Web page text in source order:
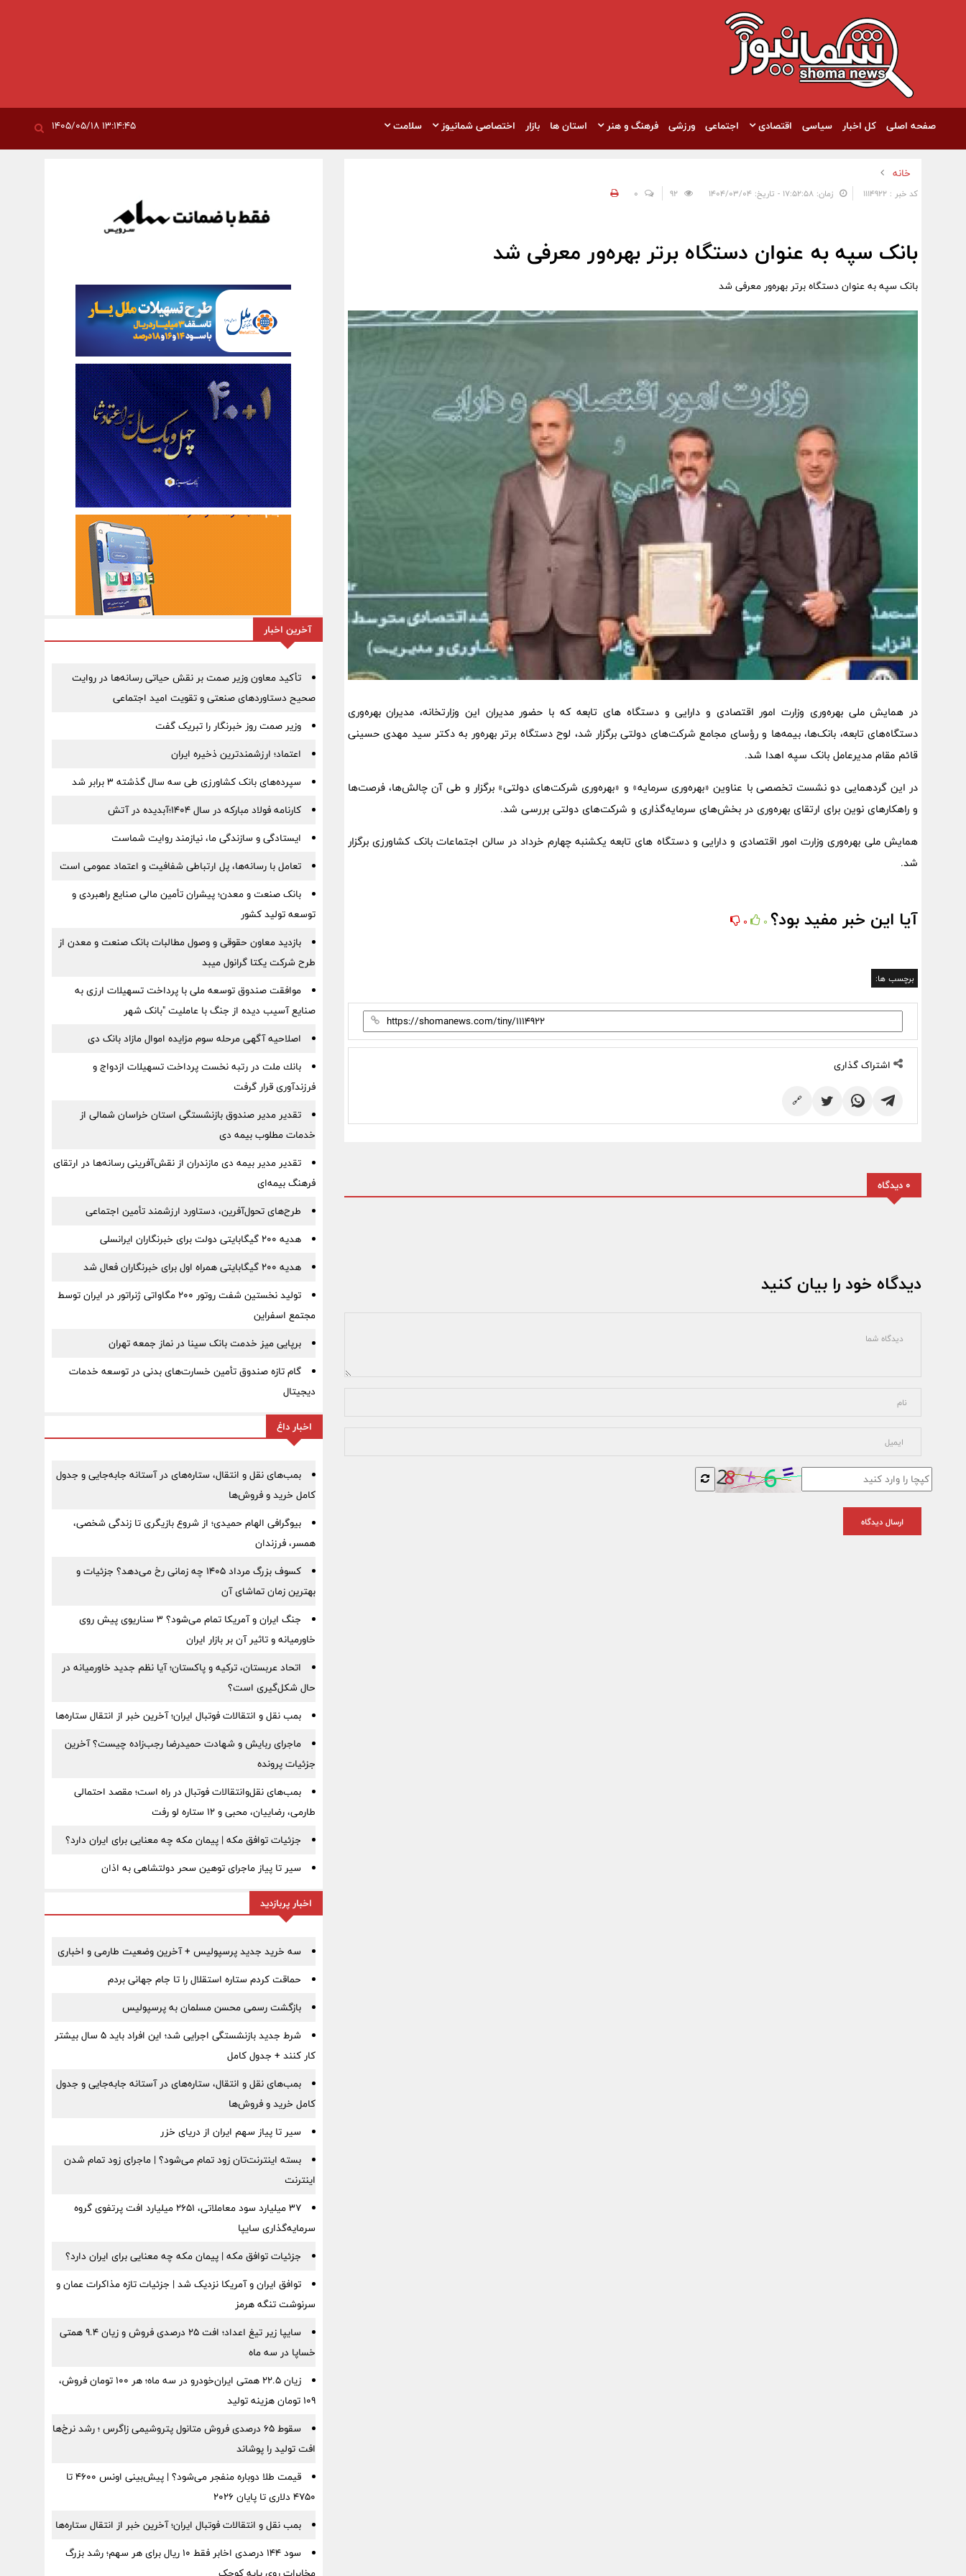
صفحه اصلی کل اخبار سیاسی اقتصادی اجتماعی ورزشی فرهنگ و هنر استان ها بازار اختصاصی شمانیوز سلامت
خانه
کد خبر : 1114922 زمان: ۱۷:۵۲:۵۸ - تاریخ: ۱۴۰۴/۰۳/۰۴ 0
بانک سپه به عنوان دستگاه برتر بهره‌ور معرفی شد
بانک سپه به عنوان دستگاه برتر بهره‌ور معرفی شد
در همایش ملی بهره‌وری وزارت امور اقتصادی و دارایی و دستگاه های تابعه که با حضور مدیران این وزارتخانه، مدیران بهره‌وری
دستگاه‌های تابعه، بانک‌ها، بیمه‌ها و رؤسای مجامع شرکت‌های دولتی برگزار شد، لوح دستگاه برتر بهره‌ور به دکتر سید مهدی حسینی
قائم مقام مدیرعامل بانک سپه اهدا شد.
در این گردهمایی دو نشست تخصصی با عناوین «بهره‌وری سرمایه» و «بهره‌وری شرکت‌های دولتی» برگزار و طی آن چالش‌ها، فرصت‌ها
و راهکارهای نوین برای ارتقای بهره‌وری در بخش‌های سرمایه‌گذاری و شرکت‌های دولتی بررسی شد.
همایش ملی بهره‌وری وزارت امور اقتصادی و دارایی و دستگاه های تابعه یکشنبه چهارم خرداد در سالن اجتماعات بانک کشاورزی برگزار
شد.
آیا این خبر مفید بود؟ 0
0
برچسب ها:
اشتراک گذاری
🔗
0 دیدگاه
دیدگاه خود را بیان کنید
ارسال دیدگاه
آخرین اخبار
تأکید معاون وزیر صمت بر نقش حیاتی رسانه‌ها در روایت
صحیح دستاوردهای صنعتی و تقویت امید اجتماعی
وزیر صمت روز خبرنگار را تبریک گفت
اعتماد؛ ارزشمندترین ذخیره ایران
سپرده‌های بانک کشاورزی طی سه سال گذشته ۳ برابر شد
کارنامه فولاد مبارکه در سال ۱۴۰۴؛آبدیده در آتش
ایستادگی و سازندگی ما، نیازمند روایت شماست
تعامل با رسانه‌ها، پل ارتباطی شفافیت و اعتماد عمومی است
بانک صنعت و معدن؛ پیشران تأمین مالی صنایع راهبردی و
توسعه تولید کشور
بازدید معاون حقوقی و وصول مطالبات بانک صنعت و معدن از
طرح شرکت یکتا گرانول میبد
موافقت صندوق توسعه ملی با پرداخت تسهیلات ارزی به
صنایع آسیب دیده از جنگ با عاملیت "بانک شهر
اصلاحیه آگهی مرحله سوم مزایده اموال مازاد بانک دی
بانك ملت در رتبه نخست پرداخت تسهیلات ازدواج و
فرزندآوری قرار گرفت
تقدیر مدیر صندوق بازنشستگی استان خراسان شمالی از
خدمات مطلوب بیمه دی
تقدیر مدیر بیمه دی مازندران از نقش‌آفرینی رسانه‌ها در ارتقای
فرهنگ بیمه‌ای
طرح‌های تحول‌آفرین، دستاورد ارزشمند تأمین اجتماعی
هدیه ۲۰۰ گیگابایتی دولت برای خبرنگاران ایرانسلی
هدیه ۲۰۰ گیگابایتی همراه اول برای خبرنگاران فعال شد
تولید نخستین شفت روتور ۲۰۰ مگاواتی ژنراتور در ایران توسط
مجتمع اسفراین
برپایی میز خدمت بانک سینا در نماز جمعه تهران
گام تازه صندوق تأمین خسارت‌های بدنی در توسعه خدمات
دیجیتال
اخبار داغ
بمب‌های نقل و انتقال، ستاره‌های در آستانه جابه‌جایی و جدول
کامل خرید و فروش‌ها
بیوگرافی الهام حمیدی؛ از شروع بازیگری تا زندگی شخصی،
همسر، فرزندان
کسوف بزرگ مرداد ۱۴۰۵ چه زمانی رخ می‌دهد؟ جزئیات و
بهترین زمان تماشای آن
جنگ ایران و آمریکا تمام می‌شود؟ ۳ سناریوی پیش روی
خاورمیانه و تاثیر آن بر بازار ایران
اتحاد عربستان، ترکیه و پاکستان؛ آیا نظم جدید خاورمیانه در
حال شکل‌گیری است؟
بمب نقل‌ و انتقالات فوتبال ایران؛ آخرین خبر از انتقال ستاره‌ها
ماجرای ربایش و شهادت حمیدرضا رجب‌زاده چیست؟ آخرین
جزئیات پرونده
بمب‌های نقل‌وانتقالات فوتبال در راه است؛ مقصد احتمالی
طارمی، رضاییان، محبی و ۱۲ ستاره لو رفت
جزئیات توافق مکه | پیمان مکه چه معنایی برای ایران دارد؟
سیر تا پیاز ماجرای توهین سحر دولتشاهی به اذان
اخبار پربازدید
سه خرید جدید پرسپولیس + آخرین وضعیت طارمی و اخباری
حماقت کردم ستاره استقلال را تا جام جهانی بردم
بازگشت رسمی محسن مسلمان به پرسپولیس
شرط جدید بازنشستگی اجرایی شد؛ این افراد باید ۵ سال بیشتر
کار کنند + جدول کامل
بمب‌های نقل و انتقال، ستاره‌های در آستانه جابه‌جایی و جدول
کامل خرید و فروش‌ها
سیر تا پیاز سهم ایران از دریای خزر
بسته اینترنت‌تان زود تمام می‌شود؟ | ماجرای زود تمام شدن
اینترنت
۳۷ میلیارد سود معاملاتی، ۲۶۵۱ میلیارد افت پرتفوی گروه
سرمایه‌گذاری سایپا
جزئیات توافق مکه | پیمان مکه چه معنایی برای ایران دارد؟
توافق ایران و آمریکا نزدیک شد | جزئیات تازه مذاکرات عمان و
سرنوشت تنگه هرمز
سایپا زیر تیغ اعداد؛ افت ۲۵ درصدی فروش و زیان ۹.۴ همتی
خساپا در سه ماه
زیان ۲۲.۵ همتی ایران‌خودرو در سه ماه؛ هر ۱۰۰ تومان فروش،
۱۰۹ تومان هزینه تولید
سقوط ۶۵ درصدی فروش متانول پتروشیمی زاگرس ؛ رشد نرخ‌ها
افت تولید را پوشاند
قیمت طلا دوباره منفجر می‌شود؟ | پیش‌بینی اونس ۴۶۰۰ تا
۴۷۵۰ دلاری تا پایان ۲۰۲۶
بمب نقل‌ و انتقالات فوتبال ایران؛ آخرین خبر از انتقال ستاره‌ها
سود ۱۴۴ درصدی اخابر فقط ۱۰ ریال برای هر سهم؛ رشد بزرگ